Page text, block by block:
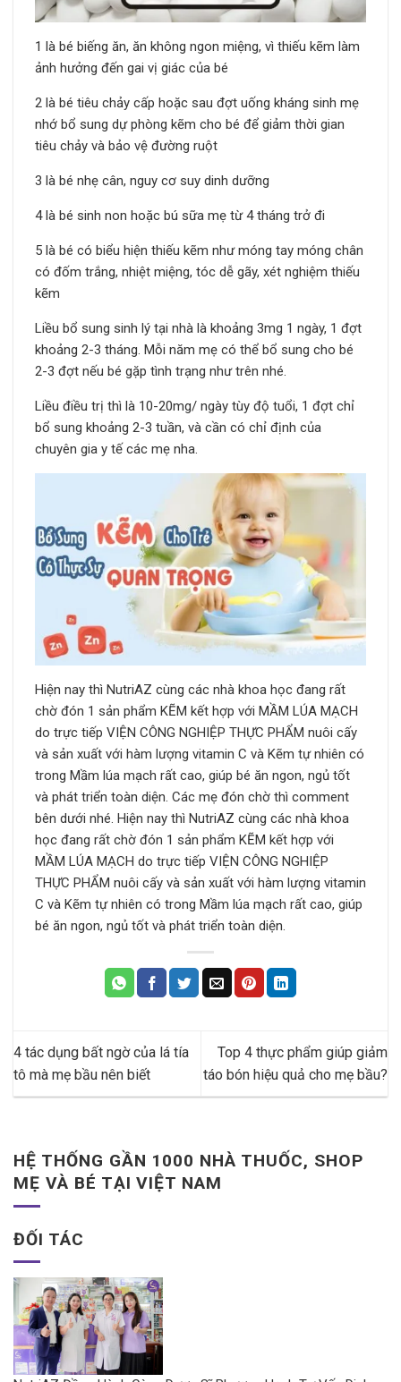
1 là bé biếng ăn, ăn không ngon miệng, vì thiếu kẽm làm
ảnh hưởng đến gai vị giác của bé
2 là bé tiêu chảy cấp hoặc sau đợt uống kháng sinh mẹ
nhớ bổ sung dự phòng kẽm cho bé để giảm thời gian
tiêu chảy và bảo vệ đường ruột
3 là bé nhẹ cân, nguy cơ suy dinh dưỡng
4 là bé sinh non hoặc bú sữa mẹ từ 4 tháng trở đi
5 là bé có biểu hiện thiếu kẽm như móng tay móng chân
có đốm trắng, nhiệt miệng, tóc dễ gãy, xét nghiệm thiếu
kẽm
Liều bổ sung sinh lý tại nhà là khoảng 3mg 1 ngày, 1 đợt
khoảng 2-3 tháng. Mỗi năm mẹ có thể bổ sung cho bé
2-3 đợt nếu bé gặp tình trạng như trên nhé.
Liều điều trị thì là 10-20mg/ ngày tùy độ tuổi, 1 đợt chỉ
bổ sung khoảng 2-3 tuần, và cần có chỉ định của
chuyên gia y tế các mẹ nha.
Hiện nay thì NutriAZ cùng các nhà khoa học đang rất
chờ đón 1 sản phẩm KẼM kết hợp với MẦM LÚA MẠCH
do trực tiếp VIỆN CÔNG NGHIỆP THỰC PHẨM nuôi cấy
và sản xuất với hàm lượng vitamin C và Kẽm tự nhiên có
trong Mầm lúa mạch rất cao, giúp bé ăn ngon, ngủ tốt
và phát triển toàn diện. Các mẹ đón chờ thì comment
bên dưới nhé. Hiện nay thì NutriAZ cùng các nhà khoa
học đang rất chờ đón 1 sản phẩm KẼM kết hợp với
MẦM LÚA MẠCH do trực tiếp VIỆN CÔNG NGHIỆP
THỰC PHẨM nuôi cấy và sản xuất với hàm lượng vitamin
C và Kẽm tự nhiên có trong Mầm lúa mạch rất cao, giúp
bé ăn ngon, ngủ tốt và phát triển toàn diện.
4 tác dụng bất ngờ của lá tía
tô mà mẹ bầu nên biết
Top 4 thực phẩm giúp giảm
táo bón hiệu quả cho mẹ bầu?
HỆ THỐNG GẦN 1000 NHÀ THUỐC, SHOP
MẸ VÀ BÉ TẠI VIỆT NAM
ĐỐI TÁC